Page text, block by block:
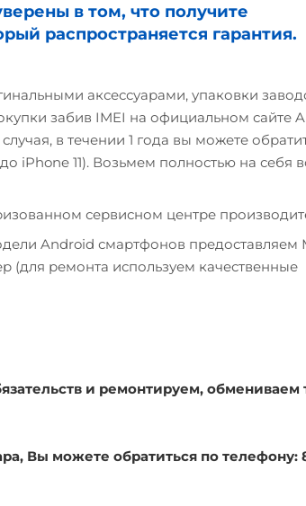
в том, что получите
распространяется гарантия.
аксессуарами, упаковки
забив IMEI на официальном сайте
в течении 1 года вы можете
iPhone 11). Возьмем полностью на себя
сервисном центре
Android смартфонов
(для ремонта используем качественные
и ремонтируем, обмениваем
Вы можете обратиться по телефону: